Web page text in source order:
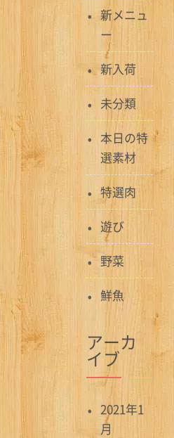
新メニュ
ー
新入荷
未分類
本日の特
選素材
特選肉
遊び
野菜
鮮魚
アーカ
イブ
2021年1
月